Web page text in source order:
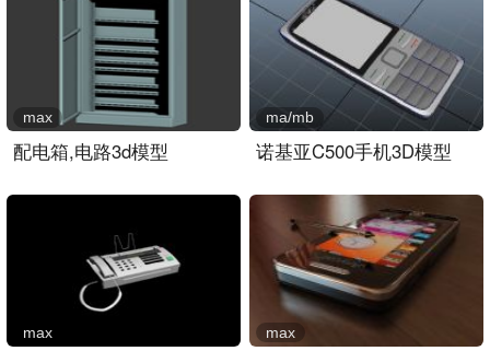
配电箱,电路3d模型
max
诺基亚C500手机3D模型
ma/mb
max max